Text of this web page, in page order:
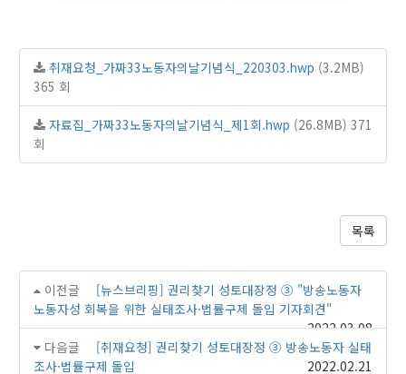
취재요청_가짜33노동자의날기념식_220303.hwp (3.2MB)
365 회
자료집_가짜33노동자의날기념식_제1회.hwp (26.8MB) 371
회
목록
이전글
[뉴스브리핑] 권리찾기 성토대장정 ③ "방송노동자
노동자성 회복을 위한 실태조사·법률구제 돌입 기자회견"
2022.03.08
다음글
[취재요청] 권리찾기 성토대장정 ③ 방송노동자 실태
조사·법률구제 돌입
2022.02.21